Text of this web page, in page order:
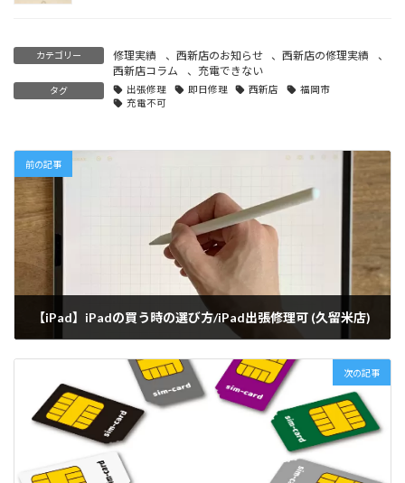
カテゴリー 修理実績 、 西新店のお知らせ 、西新店の修理実績
、
西新店コラム
、 充電できない
タグ 出張修理 即日修理 西新店
福岡市
充電不可
前の記事
【iPad】iPadの買う時の選び方/iPad出張修理可 (久留米店)
次の記事